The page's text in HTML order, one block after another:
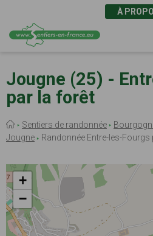
contenu
principal
À
Jougne (25) -
par la forêt
Fil
d'Ariane
Sentiers de randonnée
Jougne
Randonnée Entre-les-
+
−